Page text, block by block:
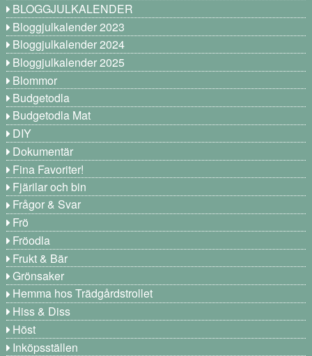
BLOGGJULKALENDER
Bloggjulkalender 2023
Bloggjulkalender 2024
Bloggjulkalender 2025
Blommor
Budgetodla
Budgetodla Mat
DIY
Dokumentär
Fina Favoriter!
Fjärilar och bin
Frågor & Svar
Frö
Fröodla
Frukt & Bär
Grönsaker
Hemma hos Trädgårdstrollet
Hiss & Diss
Höst
Inköpsställen